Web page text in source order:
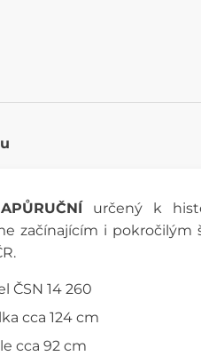
určený k
začínajícím i
ČSN 14 260
cca 124 cm
cca 92 cm